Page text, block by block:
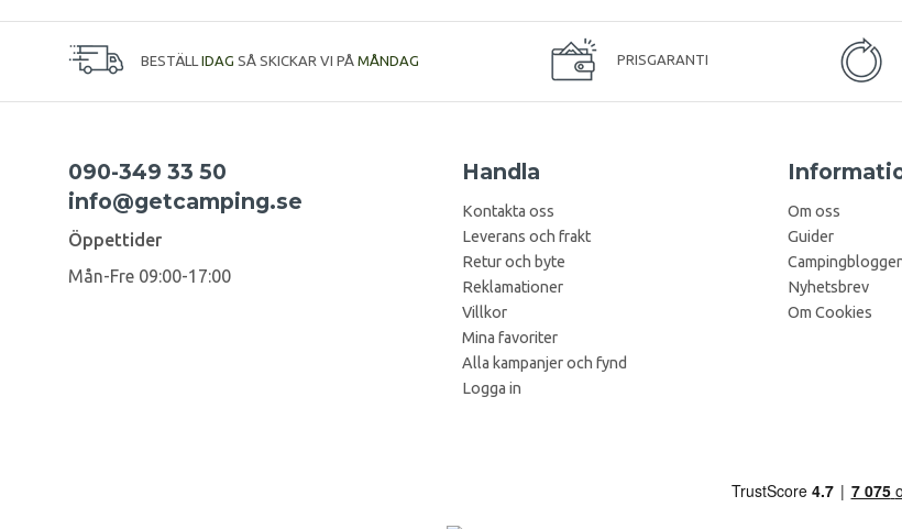
BESTÄLL IDAG SÅ SKICKAR VI PÅ MÅNDAG PRISGARANTI
090-349 33 50
info@getcamping.se
Öppettider
Mån-Fre 09:00-17:00
Handla
Kontakta oss
Leverans och frakt
Retur och byte
Reklamationer
Villkor
Mina favoriter
Alla kampanjer och fynd
Logga in
Om oss
Guider
Nyhetsbrev
Om Cookies